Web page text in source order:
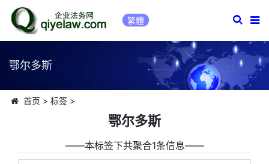
繁體
鄂尔多斯
首页 > 标签>
鄂尔多斯
――本标签下共聚合1条信息――